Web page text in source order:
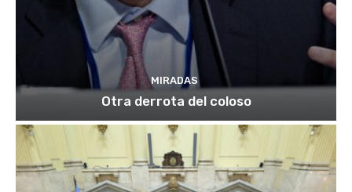
MIRADAS
Otra derrota del coloso